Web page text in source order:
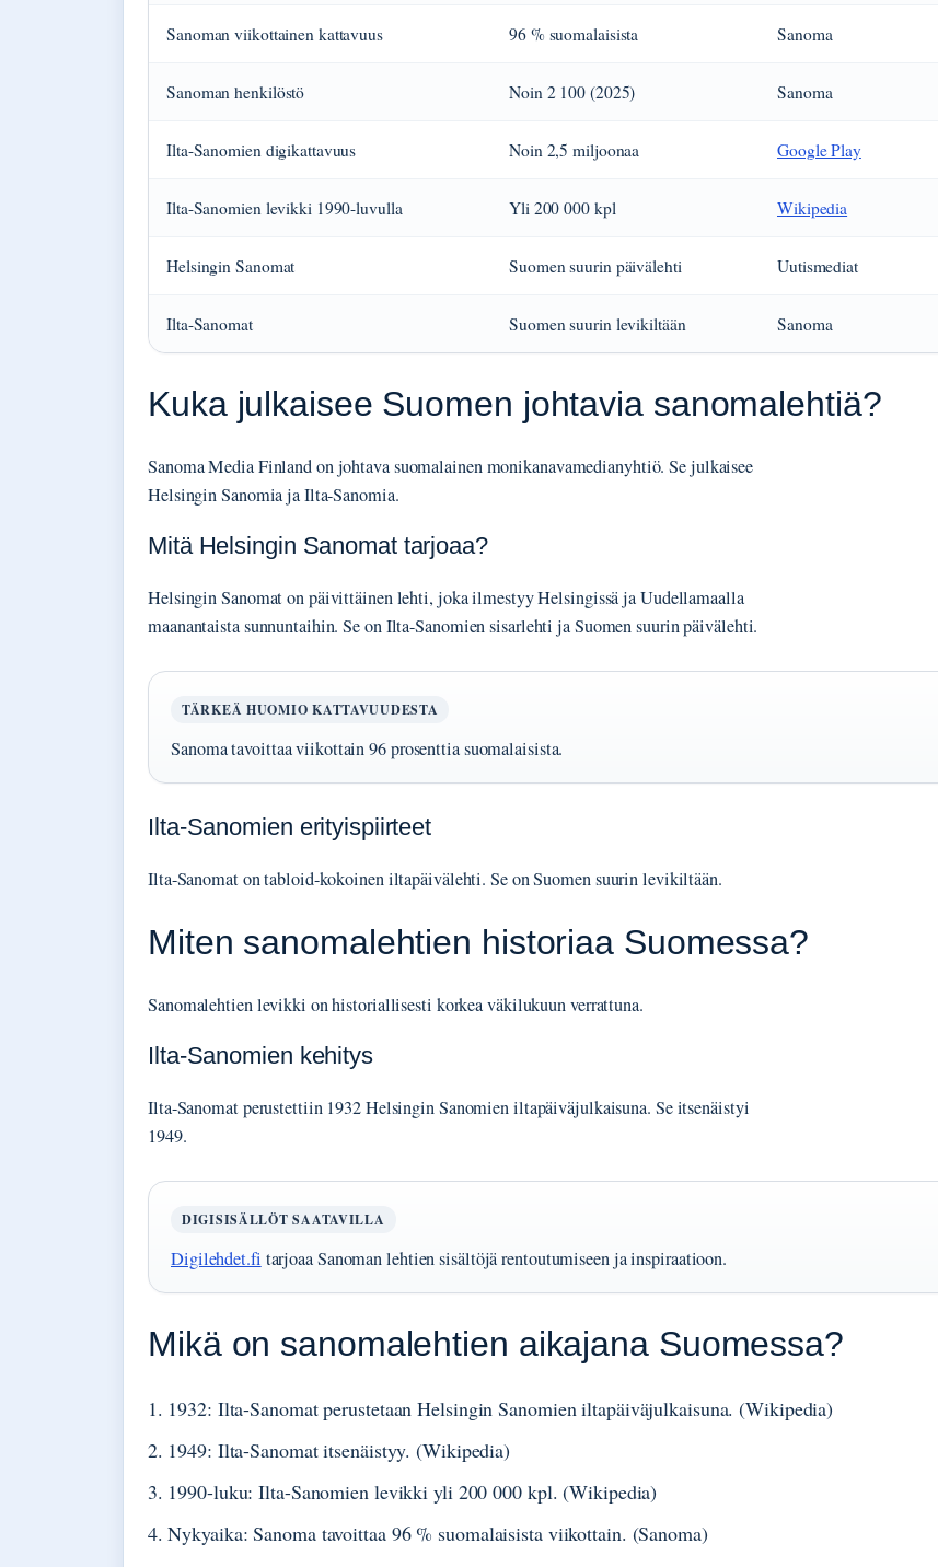
Sanoman viikottainen kattavuus 96 % suomalaisista Sanoma
Sanoman henkilöstö Noin 2 100 (2025) Sanoma
Ilta-Sanomien digikattavuus Noin 2,5 miljoonaa Google Play
Ilta-Sanomien levikki 1990-luvulla Yli 200 000 kpl Wikipedia
Helsingin Sanomat Suomen suurin päivälehti Uutismediat
Ilta-Sanomat Suomen suurin levikiltään Sanoma
Kuka julkaisee Suomen johtavia sanomalehtiä?
Sanoma Media Finland on johtava suomalainen monikanavamedianyhtiö. Se julkaisee
Helsingin Sanomia ja Ilta-Sanomia.
Mitä Helsingin Sanomat tarjoaa?
Helsingin Sanomat on päivittäinen lehti, joka ilmestyy Helsingissä ja Uudellamaalla
maanantaista sunnuntaihin. Se on Ilta-Sanomien sisarlehti ja Suomen suurin päivälehti.
TÄRKEÄ HUOMIO KATTAVUUDESTA
Sanoma tavoittaa viikottain 96 prosenttia suomalaisista.
Ilta-Sanomien erityispiirteet
Ilta-Sanomat on tabloid-kokoinen iltapäivälehti. Se on Suomen suurin levikiltään.
Miten sanomalehtien historiaa Suomessa?
Sanomalehtien levikki on historiallisesti korkea väkilukuun verrattuna.
Ilta-Sanomien kehitys
Ilta-Sanomat perustettiin 1932 Helsingin Sanomien iltapäiväjulkaisuna. Se itsenäistyi
1949.
DIGISISÄLLÖT SAATAVILLA
Digilehdet.fi tarjoaa Sanoman lehtien sisältöjä rentoutumiseen ja inspiraatioon.
Mikä on sanomalehtien aikajana Suomessa?
1932: Ilta-Sanomat perustetaan Helsingin Sanomien iltapäiväjulkaisuna. (Wikipedia)
1949: Ilta-Sanomat itsenäistyy. (Wikipedia)
1990-luku: Ilta-Sanomien levikki yli 200 000 kpl. (Wikipedia)
Nykyaika: Sanoma tavoittaa 96 % suomalaisista viikottain. (Sanoma)